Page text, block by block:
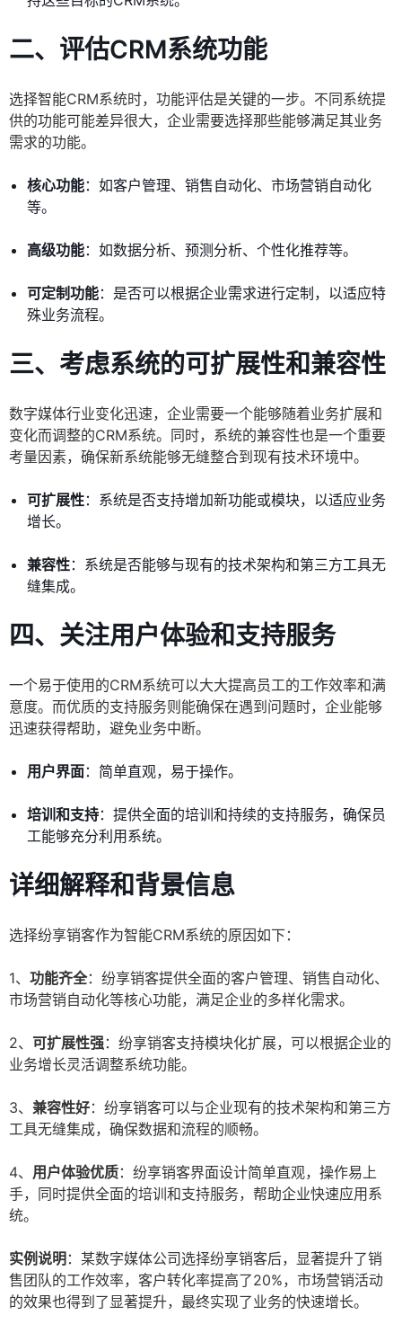
二、评估CRM系统功能
选择智能CRM系统时，功能评估是关键的一步。不同系统提
供的功能可能差异很大，企业需要选择那些能够满足其业务
需求的功能。
核心功能：如客户管理、销售自动化、市场营销自动化
等。
高级功能：如数据分析、预测分析、个性化推荐等。
可定制功能：是否可以根据企业需求进行定制，以适应特
殊业务流程。
三、考虑系统的可扩展性和兼容性
数字媒体行业变化迅速，企业需要一个能够随着业务扩展和
变化而调整的CRM系统。同时，系统的兼容性也是一个重要
考量因素，确保新系统能够无缝整合到现有技术环境中。
可扩展性：系统是否支持增加新功能或模块，以适应业务
增长。
兼容性：系统是否能够与现有的技术架构和第三方工具无
缝集成。
四、关注用户体验和支持服务
一个易于使用的CRM系统可以大大提高员工的工作效率和满
意度。而优质的支持服务则能确保在遇到问题时，企业能够
迅速获得帮助，避免业务中断。
用户界面：简单直观，易于操作。
培训和支持：提供全面的培训和持续的支持服务，确保员
工能够充分利用系统。
详细解释和背景信息
选择纷享销客作为智能CRM系统的原因如下：
1、 功能齐全：纷享销客提供全面的客户管理、销售自动化、
市场营销自动化等核心功能，满足企业的多样化需求。
2、 可扩展性强：纷享销客支持模块化扩展，可以根据企业的
业务增长灵活调整系统功能。
3、 兼容性好：纷享销客可以与企业现有的技术架构和第三方
工具无缝集成，确保数据和流程的顺畅。
4、 用户体验优质：纷享销客界面设计简单直观，操作易上
手，同时提供全面的培训和支持服务，帮助企业快速应用系
统。
实例说明 ：某数字媒体公司选择纷享销客后，显著提升了销
售团队的工作效率，客户转化率提高了20%，市场营销活动
的效果也得到了显著提升，最终实现了业务的快速增长。